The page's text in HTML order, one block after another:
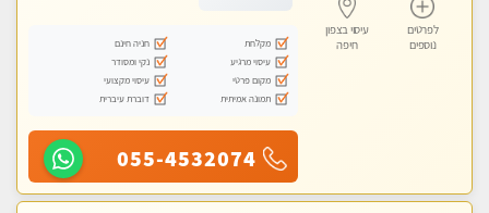
לפרטים
נוספים
עיסוי בצפון
חיפה
מקלחת
חניה חינם
עיסוי מרגיע
נקי ומסודר
מקום פרטי
עיסוי מקצועי
תמונה אמיתית
דוברת עיברית
055-4532074